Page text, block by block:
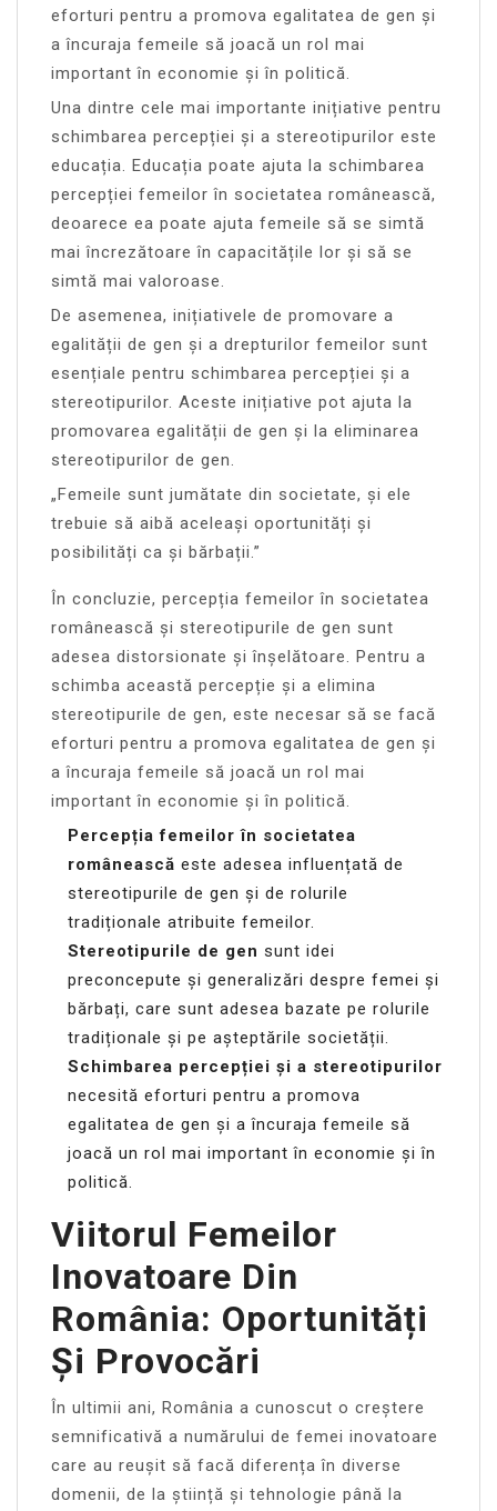
eforturi pentru a promova egalitatea de gen și
a încuraja femeile să joacă un rol mai
important în economie și în politică.
Una dintre cele mai importante inițiative pentru
schimbarea percepției și a stereotipurilor este
educația. Educația poate ajuta la schimbarea
percepției femeilor în societatea românească,
deoarece ea poate ajuta femeile să se simtă
mai încrezătoare în capacitățile lor și să se
simtă mai valoroase.
De asemenea, inițiativele de promovare a
egalității de gen și a drepturilor femeilor sunt
esențiale pentru schimbarea percepției și a
stereotipurilor. Aceste inițiative pot ajuta la
promovarea egalității de gen și la eliminarea
stereotipurilor de gen.
„Femeile sunt jumătate din societate, și ele
trebuie să aibă aceleași oportunități și
posibilități ca și bărbații.”
În concluzie, percepția femeilor în societatea
românească și stereotipurile de gen sunt
adesea distorsionate și înșelătoare. Pentru a
schimba această percepție și a elimina
stereotipurile de gen, este necesar să se facă
eforturi pentru a promova egalitatea de gen și
a încuraja femeile să joacă un rol mai
important în economie și în politică.
Percepția femeilor în societatea
românească este adesea influențată de
stereotipurile de gen și de rolurile
tradiționale atribuite femeilor.
Stereotipurile de gen sunt idei
preconcepute și generalizări despre femei și
bărbați, care sunt adesea bazate pe rolurile
tradiționale și pe așteptările societății.
Schimbarea percepției și a stereotipurilor
necesită eforturi pentru a promova
egalitatea de gen și a încuraja femeile să
joacă un rol mai important în economie și în
politică.
Viitorul Femeilor
Inovatoare Din
România: Oportunități
Și Provocări
În ultimii ani, România a cunoscut o creștere
semnificativă a numărului de femei inovatoare
care au reușit să facă diferența în diverse
domenii, de la știință și tehnologie până la